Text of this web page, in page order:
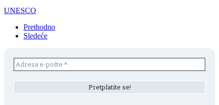
UNESCO
Prethodno
Sledeće